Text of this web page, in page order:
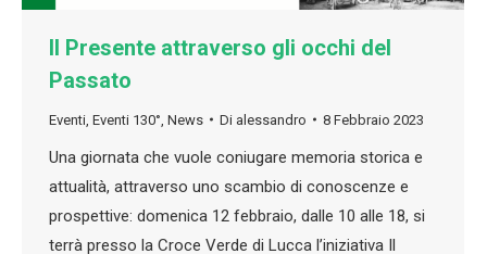
Il Presente attraverso gli occhi del
Passato
Eventi Eventi 130° News Di alessandro 8 Febbraio 2023
Una giornata che vuole coniugare memoria storica e
attualità, attraverso uno scambio di conoscenze e
prospettive: domenica 12 febbraio, dalle 10 alle 18, si
terrà presso la Croce Verde di Lucca l’iniziativa Il